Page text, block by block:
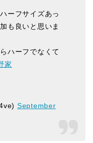
ーフサイズあっ
も良いと思いま
ハーフでなくて
家
September